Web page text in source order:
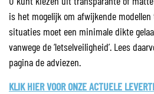
is het mogelijk om afwijkende
situaties moet een minimale dikte
vanwege de ‘letselveiligheid’. Lees
pagina de adviezen.
KLIK HIER VOOR ONZE ACTUELE